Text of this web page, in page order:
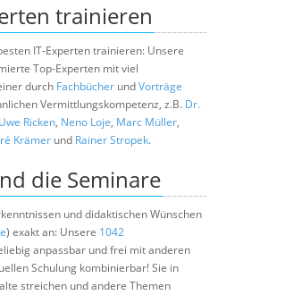
trainieren
IT-Experten trainieren: Unsere
Top-Experten mit viel
durch Fachbücher undVorträge
Vermittlungskompetenz, z.B. Dr.
Uwe Ricken, Neno Loje, Marc Müller,
Krämer und Rainer Stropek.
die Seminare
und didaktischen Wünschen
) exakt an: Unsere 1042
anpassbar und frei mit anderen
Schulung kombinierbar! Sie in
streichen und andere Themen